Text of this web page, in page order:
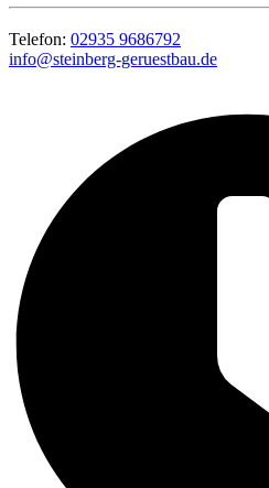
Telefon: 02935 9686792
info@steinberg-geruestbau.de